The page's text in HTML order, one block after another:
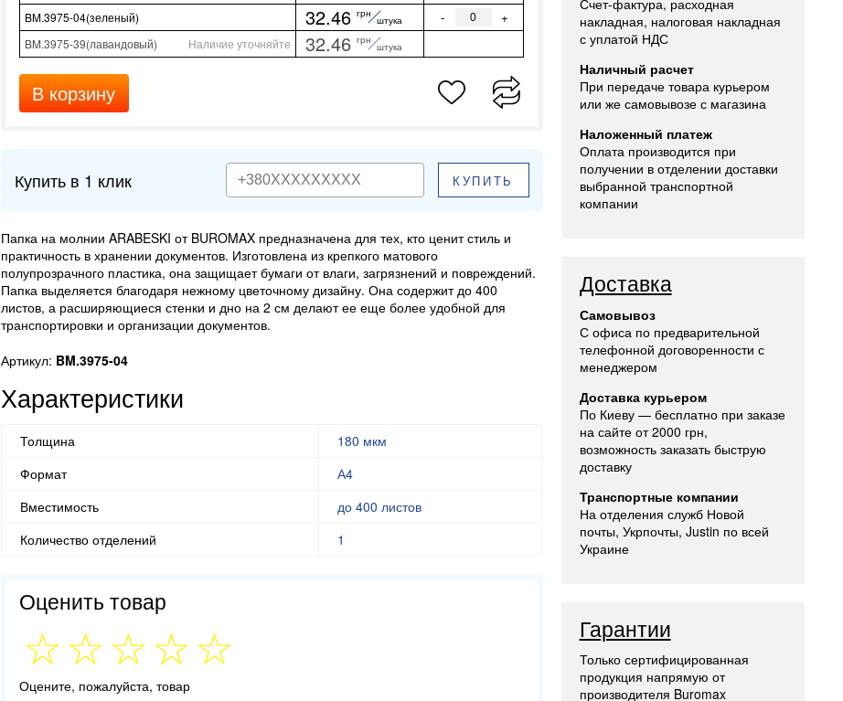
BM.3975-04(зеленый) 32.46 грн
штука - +
BM.3975-39(лавандовый) Наличие уточняйте 32.46 грн
штука
В корзину
Купить в 1 клик КУПИТЬ
Папка на молнии ARABESKI от BUROMAX предназначена для тех, кто ценит стиль и
практичность в хранении документов. Изготовлена из крепкого матового
полупрозрачного пластика, она защищает бумаги от влаги, загрязнений и повреждений.
Папка выделяется благодаря нежному цветочному дизайну. Она содержит до 400
листов, а расширяющиеся стенки и дно на 2 см делают ее еще более удобной для
транспортировки и организации документов.
Артикул: BM.3975-04
Характеристики
Толщина
180 мкм
Формат
А4
Вместимость
до 400 листов
Количество отделений
1
Оценить товар
Оцените, пожалуйста, товар
Счет-фактура, расходная
накладная, налоговая накладная
с уплатой НДС
Наличный расчет
При передаче товара курьером
или же самовывозе с магазина
Наложенный платеж
Оплата производится при
получении в отделении доставки
выбранной транспортной
компании
Доставка
Самовывоз
С офиса по предварительной
телефонной договоренности с
менеджером
Доставка курьером
По Киеву — бесплатно при заказе
на сайте от 2000 грн,
возможность заказать быструю
доставку
Транспортные компании
На отделения служб Новой
почты, Укрпочты, Justin по всей
Украине
Гарантии
Только сертифицированная
продукция напрямую от
производителя Buromax